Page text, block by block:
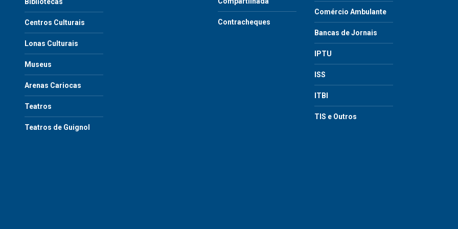
Bibliotecas
Centros Culturais
Lonas Culturais
Museus
Arenas Cariocas
Teatros
Teatros de Guignol
Contracheques
Comércio Ambulante
Bancas de Jornais
IPTU
ISS
ITBI
TIS e Outros